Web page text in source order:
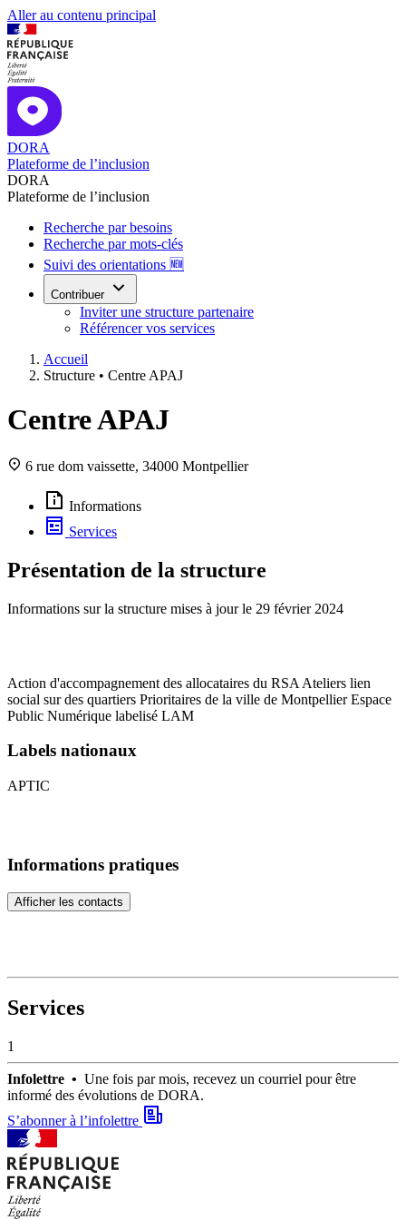
Aller au contenu principal
DORA
Plateforme de l’inclusion
DORA
Plateforme de l’inclusion
Recherche par besoins
Recherche par mots-clés
Suivi des orientations 🆕
Contribuer
Inviter une structure partenaire
Référencer vos services
Accueil
Structure • Centre APAJ
Centre APAJ
6 rue dom vaissette, 34000 Montpellier
Informations
Services
Présentation de la structure
Informations sur la structure mises à jour le 29 février 2024
Action d'accompagnement des allocataires du RSA Ateliers lien
social sur des quartiers Prioritaires de la ville de Montpellier Espace
Public Numérique labelisé LAM
Labels nationaux
APTIC
Informations pratiques
Afficher les contacts
Services
1
Infolettre • Une fois par mois, recevez un courriel pour être
informé des évolutions de DORA.
S’abonner à l’infolettre